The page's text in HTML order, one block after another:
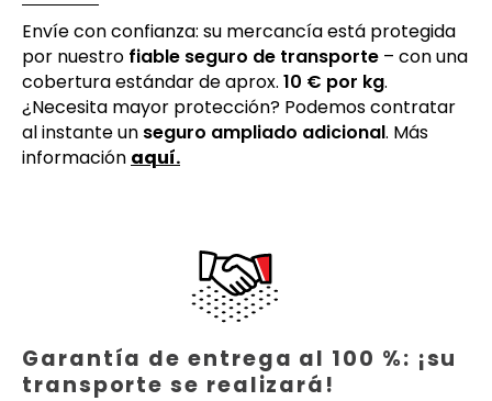
Envíe con confianza: su mercancía está protegida
por nuestro fiable seguro de transporte – con una
cobertura estándar de aprox. 10 € por kg.
¿Necesita mayor protección? Podemos contratar
al instante un seguro ampliado adicional. Más
información aquí.
Garantía de entrega al 100 %: ¡su
transporte se realizará!